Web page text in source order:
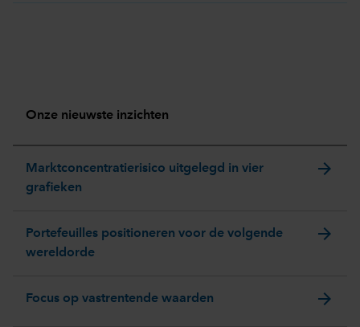
Onze nieuwste inzichten
Marktconcentratierisico uitgelegd in vier
grafieken
arrow_forward
Portefeuilles positioneren voor de volgende
wereldorde
arrow_forward
Focus op vastrentende waarden arrow_forward